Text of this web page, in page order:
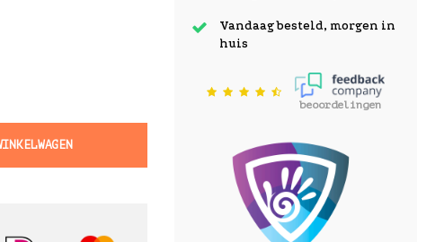
Vandaag besteld, morgen in
huis
beoordelingen